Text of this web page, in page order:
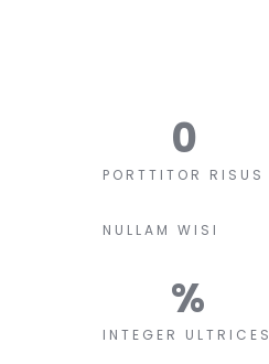
PORTTITOR RISUS
0
NULLAM WISI
INTEGER ULTRICES
%